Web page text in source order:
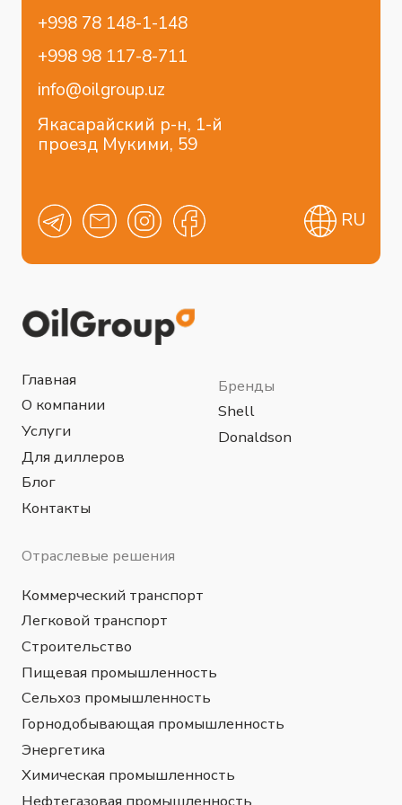
Контакты
Горнодобывающая промышленность
Строительство
Легковой транспорт
Коммерческий транспорт
Энергетика
Химическая промышленность
Data-центры
© 2024 OilGroup Uzbekistan™ в лице
компании OGT Petrochemicals ООО